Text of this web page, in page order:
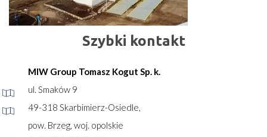
Szybki kontakt
MIW Group Tomasz Kogut Sp. k.
ul. Smaków 9
49-318 Skarbimierz-Osiedle,
pow. Brzeg, woj. opolskie